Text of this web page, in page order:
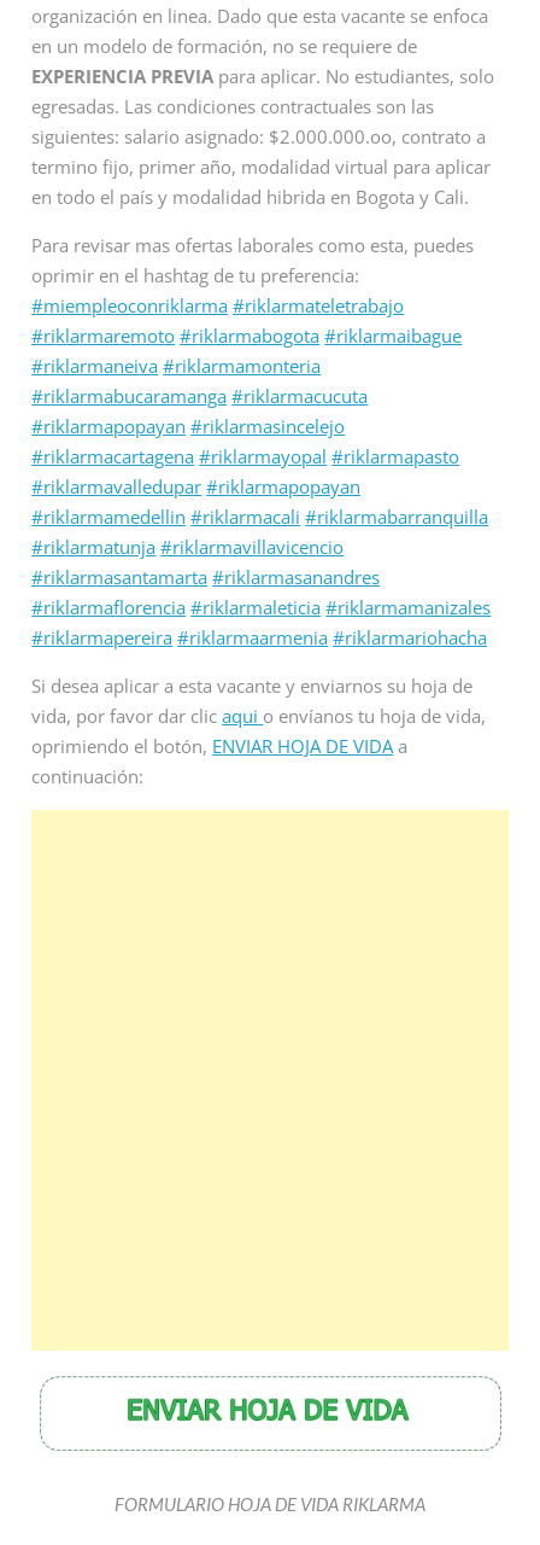
organización en linea. Dado que esta vacante se enfoca
en un modelo de formación, no se requiere de
EXPERIENCIA PREVIA para aplicar. No estudiantes, solo
egresadas. Las condiciones contractuales son las
siguientes: salario asignado: $2.000.000.oo, contrato a
termino fijo, primer año, modalidad virtual para aplicar
en todo el país y modalidad hibrida en Bogota y Cali.
Para revisar mas ofertas laborales como esta, puedes
oprimir en el hashtag de tu preferencia:
#miempleoconriklarma #riklarmateletrabajo
#riklarmaremoto #riklarmabogota #riklarmaibague
#riklarmaneiva #riklarmamonteria
#riklarmabucaramanga #riklarmacucuta
#riklarmapopayan #riklarmasincelejo
#riklarmacartagena #riklarmayopal #riklarmapasto
#riklarmavalledupar #riklarmapopayan
#riklarmamedellin #riklarmacali #riklarmabarranquilla
#riklarmatunja #riklarmavillavicencio
#riklarmasantamarta #riklarmasanandres
#riklarmaflorencia #riklarmaleticia #riklarmamanizales
#riklarmapereira #riklarmaarmenia #riklarmariohacha
Si desea aplicar a esta vacante y enviarnos su hoja de
vida, por favor dar clicaqui o envíanos tu hoja de vida,
oprimiendo el botón, ENVIAR HOJA DE VIDAa
continuación:
FORMULARIO HOJA DE VIDA RIKLARMA